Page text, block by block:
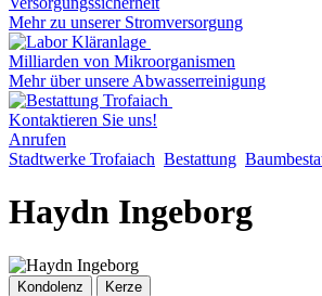
Mehr zu unserer Stromversorgung
Milliarden von Mikroorganismen
Mehr über unsere Abwasserreinigung
Kontaktieren Sie uns!
Anrufen
Stadtwerke Trofaiach Bestattung
Haydn Ingeborg
Kondolenz Kerze